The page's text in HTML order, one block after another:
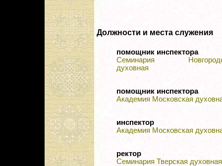
Должности и места служения
помощник инспектора
Семинария
духовная
помощник инспектора
Академия Московская
инспектор
Академия Московская
ректор
Семинария Тверская духовная